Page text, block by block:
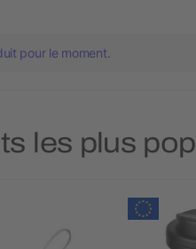
pour le moment.
les plus